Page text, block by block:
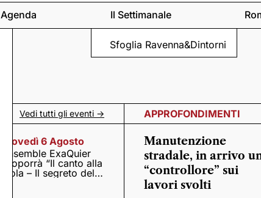
Agenda Il Settimanale
Sfoglia Ravenna&Dintorni
Vedi tutti gli eventi ->
Giovedì 6 Agosto
Ensemble ExaQuier
proporrà “Il canto alla
viola – Il segreto del
APPROFONDIMENTI
Manutenzione
stradale, in arrivo
“controllore” sui
lavori svolti